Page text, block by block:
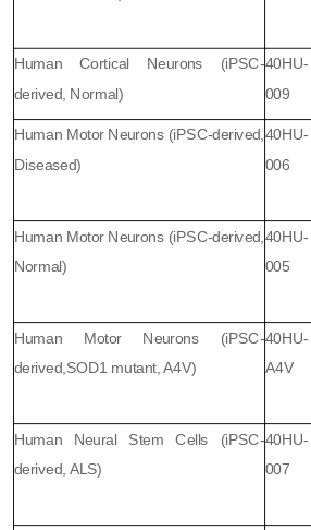
Human Cortical Neurons (iPSC-
derived, Normal)
40HU-
009
Human Motor Neurons (iPSC-derived,
Diseased)
40HU-
006
Human Motor Neurons (iPSC-derived,
Normal)
40HU-
005
Human Motor Neurons (iPSC-
derived, SOD1 mutant, A4V)
40HU-
A4V
Human Neural Stem Cells (iPSC-
derived, ALS)
40HU-
007